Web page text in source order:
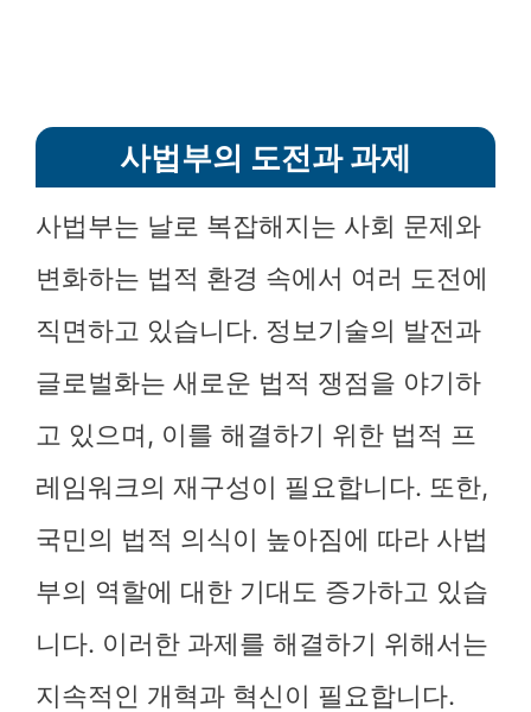
사법부의 도전과 과제
사법부는 날로 복잡해지는 사회 문제와
변화하는 법적 환경 속에서 여러 도전에
직면하고 있습니다. 정보기술의 발전과
글로벌화는 새로운 법적 쟁점을 야기하
고 있으며, 이를 해결하기 위한 법적 프
레임워크의 재구성이 필요합니다. 또한,
국민의 법적 의식이 높아짐에 따라 사법
부의 역할에 대한 기대도 증가하고 있습
니다. 이러한 과제를 해결하기 위해서는
지속적인 개혁과 혁신이 필요합니다.